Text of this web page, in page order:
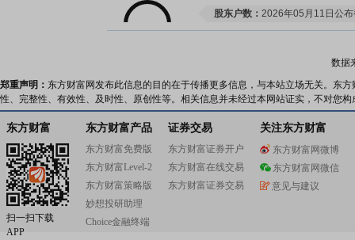
股东户数： 2026年05月11日公
户，比上期增加13616户
股东户数：2026年05月07日公
户，比上期增加22965户
数据
郑重声明： 东方财富网发布此信息的目的在于传播更多信息，与本站立场无关。东
性、完整性、有效性、及时性、原创性等。相关信息并未经过本网站证实，不对您
东方财富
扫一扫下载
APP
东方财富产品
东方财富免费版
东方财富Level-2
东方财富策略版
妙想投研助理
Choice金融终端
证券交易
东方财富证券开户
东方财富在线交易
东方财富证券交易
关注东方财富
东方财富网微博
东方财富网微信
意见与建议